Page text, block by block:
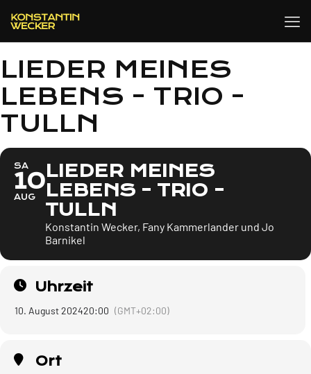
LIEDER MEINES
LEBENS - TRIO -
TULLN
SA
10
AUG
LIEDER MEINES
LEBENS - TRIO -
TULLN
Konstantin Wecker, Fany Kammerlander und Jo
Barnikel
Uhrzeit
10. August 202420:00 (GMT+02:00)
Ort